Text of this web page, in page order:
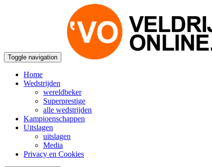
Toggle navigation
Home
Wedstrijden
wereldbeker
Superprestige
alle wedstrijden
Kampioenschappen
Uitslagen
uitslagen
Media
Privacy en Cookies